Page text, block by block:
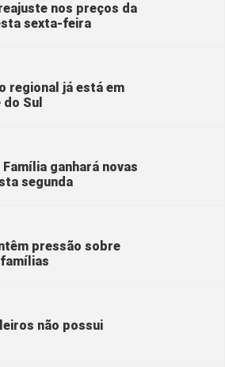
nos preços da
sexta-feira
regional já está em
Sul
ganhará novas
segunda
pressão sobre
não possui